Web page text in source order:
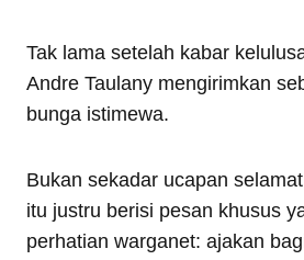
Tak lama setelah kabar
Andre Taulany mengirimkan
bunga istimewa.
Bukan sekadar ucapan
itu justru berisi pesan khusus
perhatian warganet: ajakan